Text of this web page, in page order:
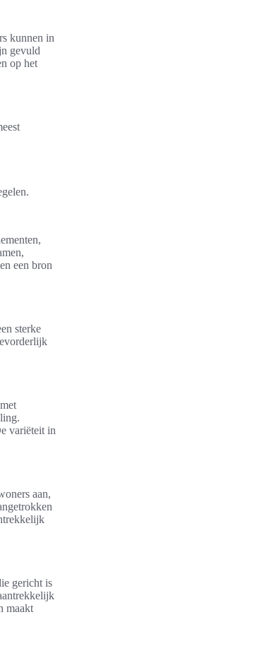
kunnen in
gevuld
op het
een bron
sterke
variëteit in
aan,
gericht is
maakt